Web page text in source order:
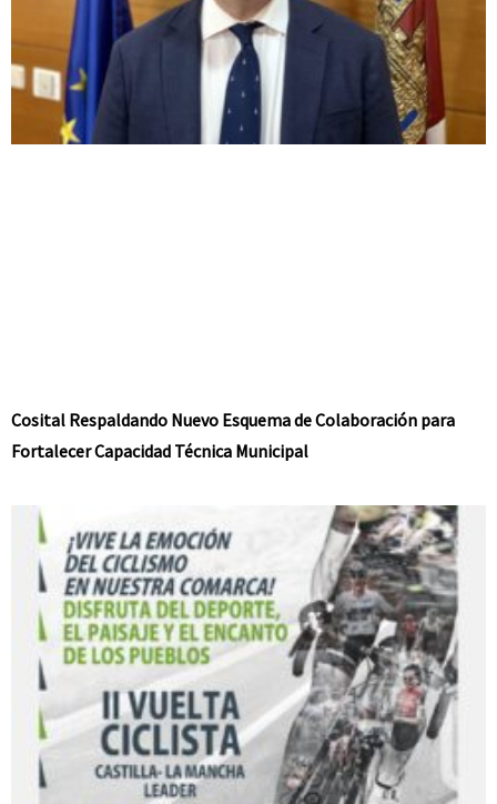
Cosital Respaldando Nuevo Esquema de Colaboración para
Fortalecer Capacidad Técnica Municipal